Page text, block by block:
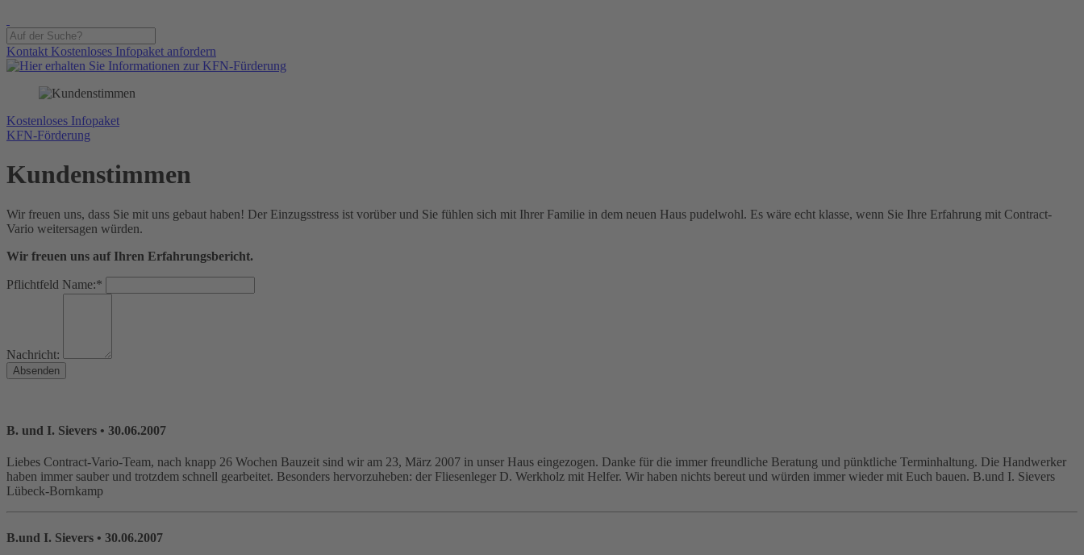
Kontakt Kostenloses Infopaket anfordern
Kostenloses Infopaket
KFN-Förderung
Kunden­stimmen
Wir freuen uns, dass Sie mit uns gebaut haben! Der Einzugsstress ist vorüber und Sie fühlen sich mit Ihrer Familie in dem neuen Haus pudelwohl. Es wäre echt klasse, wenn Sie Ihre Erfahrung mit Contract-
Vario weitersagen würden.
Wir freuen uns auf Ihren Erfahrungsbericht.
Pflichtfeld Name:*
Nachricht:
Absenden
B. und I. Sievers • 30.06.2007
Liebes Contract-Vario-Team, nach knapp 26 Wochen Bauzeit sind wir am 23, März 2007 in unser Haus eingezogen. Danke für die immer freundliche Beratung und pünktliche Terminhaltung. Die Handwerker
haben immer sauber und trotzdem schnell gearbeitet. Besonders hervorzuheben: der Fliesenleger D. Werkholz mit Helfer. Wir haben nichts bereut und würden immer wieder mit Euch bauen. B.und I. Sievers
Lübeck-Bornkamp
B.und I. Sievers • 30.06.2007